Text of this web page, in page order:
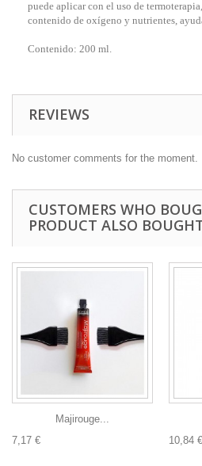
puede aplicar con el uso de
contenido de oxígeno y nutrientes,
Contenido: 200 ml.
REVIEWS
No customer comments for the moment.
CUSTOMERS WHO
PRODUCT ALSO
Majirouge...
7,17 €
10,84 €